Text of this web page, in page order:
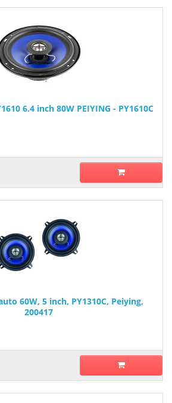
6.4 inch 80W PEIYING - PY1610C
60W, 5 inch, PY1310C, Peiying,
200417